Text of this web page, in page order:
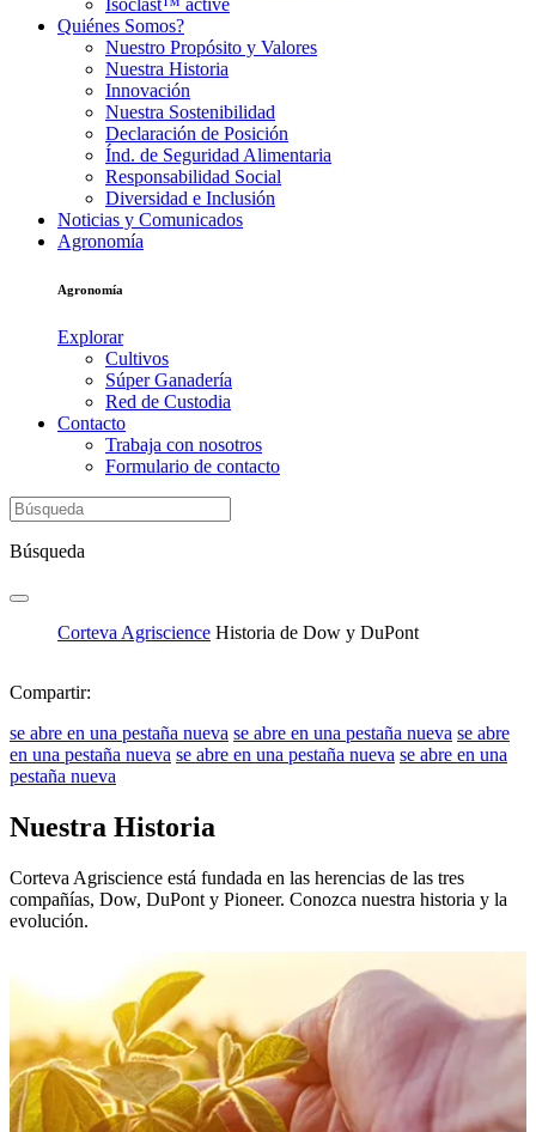
Isoclast™ active
Quiénes Somos?
Nuestro Propósito y Valores
Nuestra Historia
Innovación
Nuestra Sostenibilidad
Declaración de Posición
Índ. de Seguridad Alimentaria
Responsabilidad Social
Diversidad e Inclusión
Noticias y Comunicados
Agronomía
Agronomía
Explorar
Cultivos
Súper Ganadería
Red de Custodia
Contacto
Trabaja con nosotros
Formulario de contacto
Búsqueda
Corteva Agriscience Historia de Dow y DuPont
Compartir:
se abre en una pestaña nueva se abre en una pestaña nueva se abre
en una pestaña nueva se abre en una pestaña nueva se abre en una
pestaña nueva
Nuestra Historia
Corteva Agriscience está fundada en las herencias de las tres
compañías, Dow, DuPont y Pioneer. Conozca nuestra historia y la
evolución.